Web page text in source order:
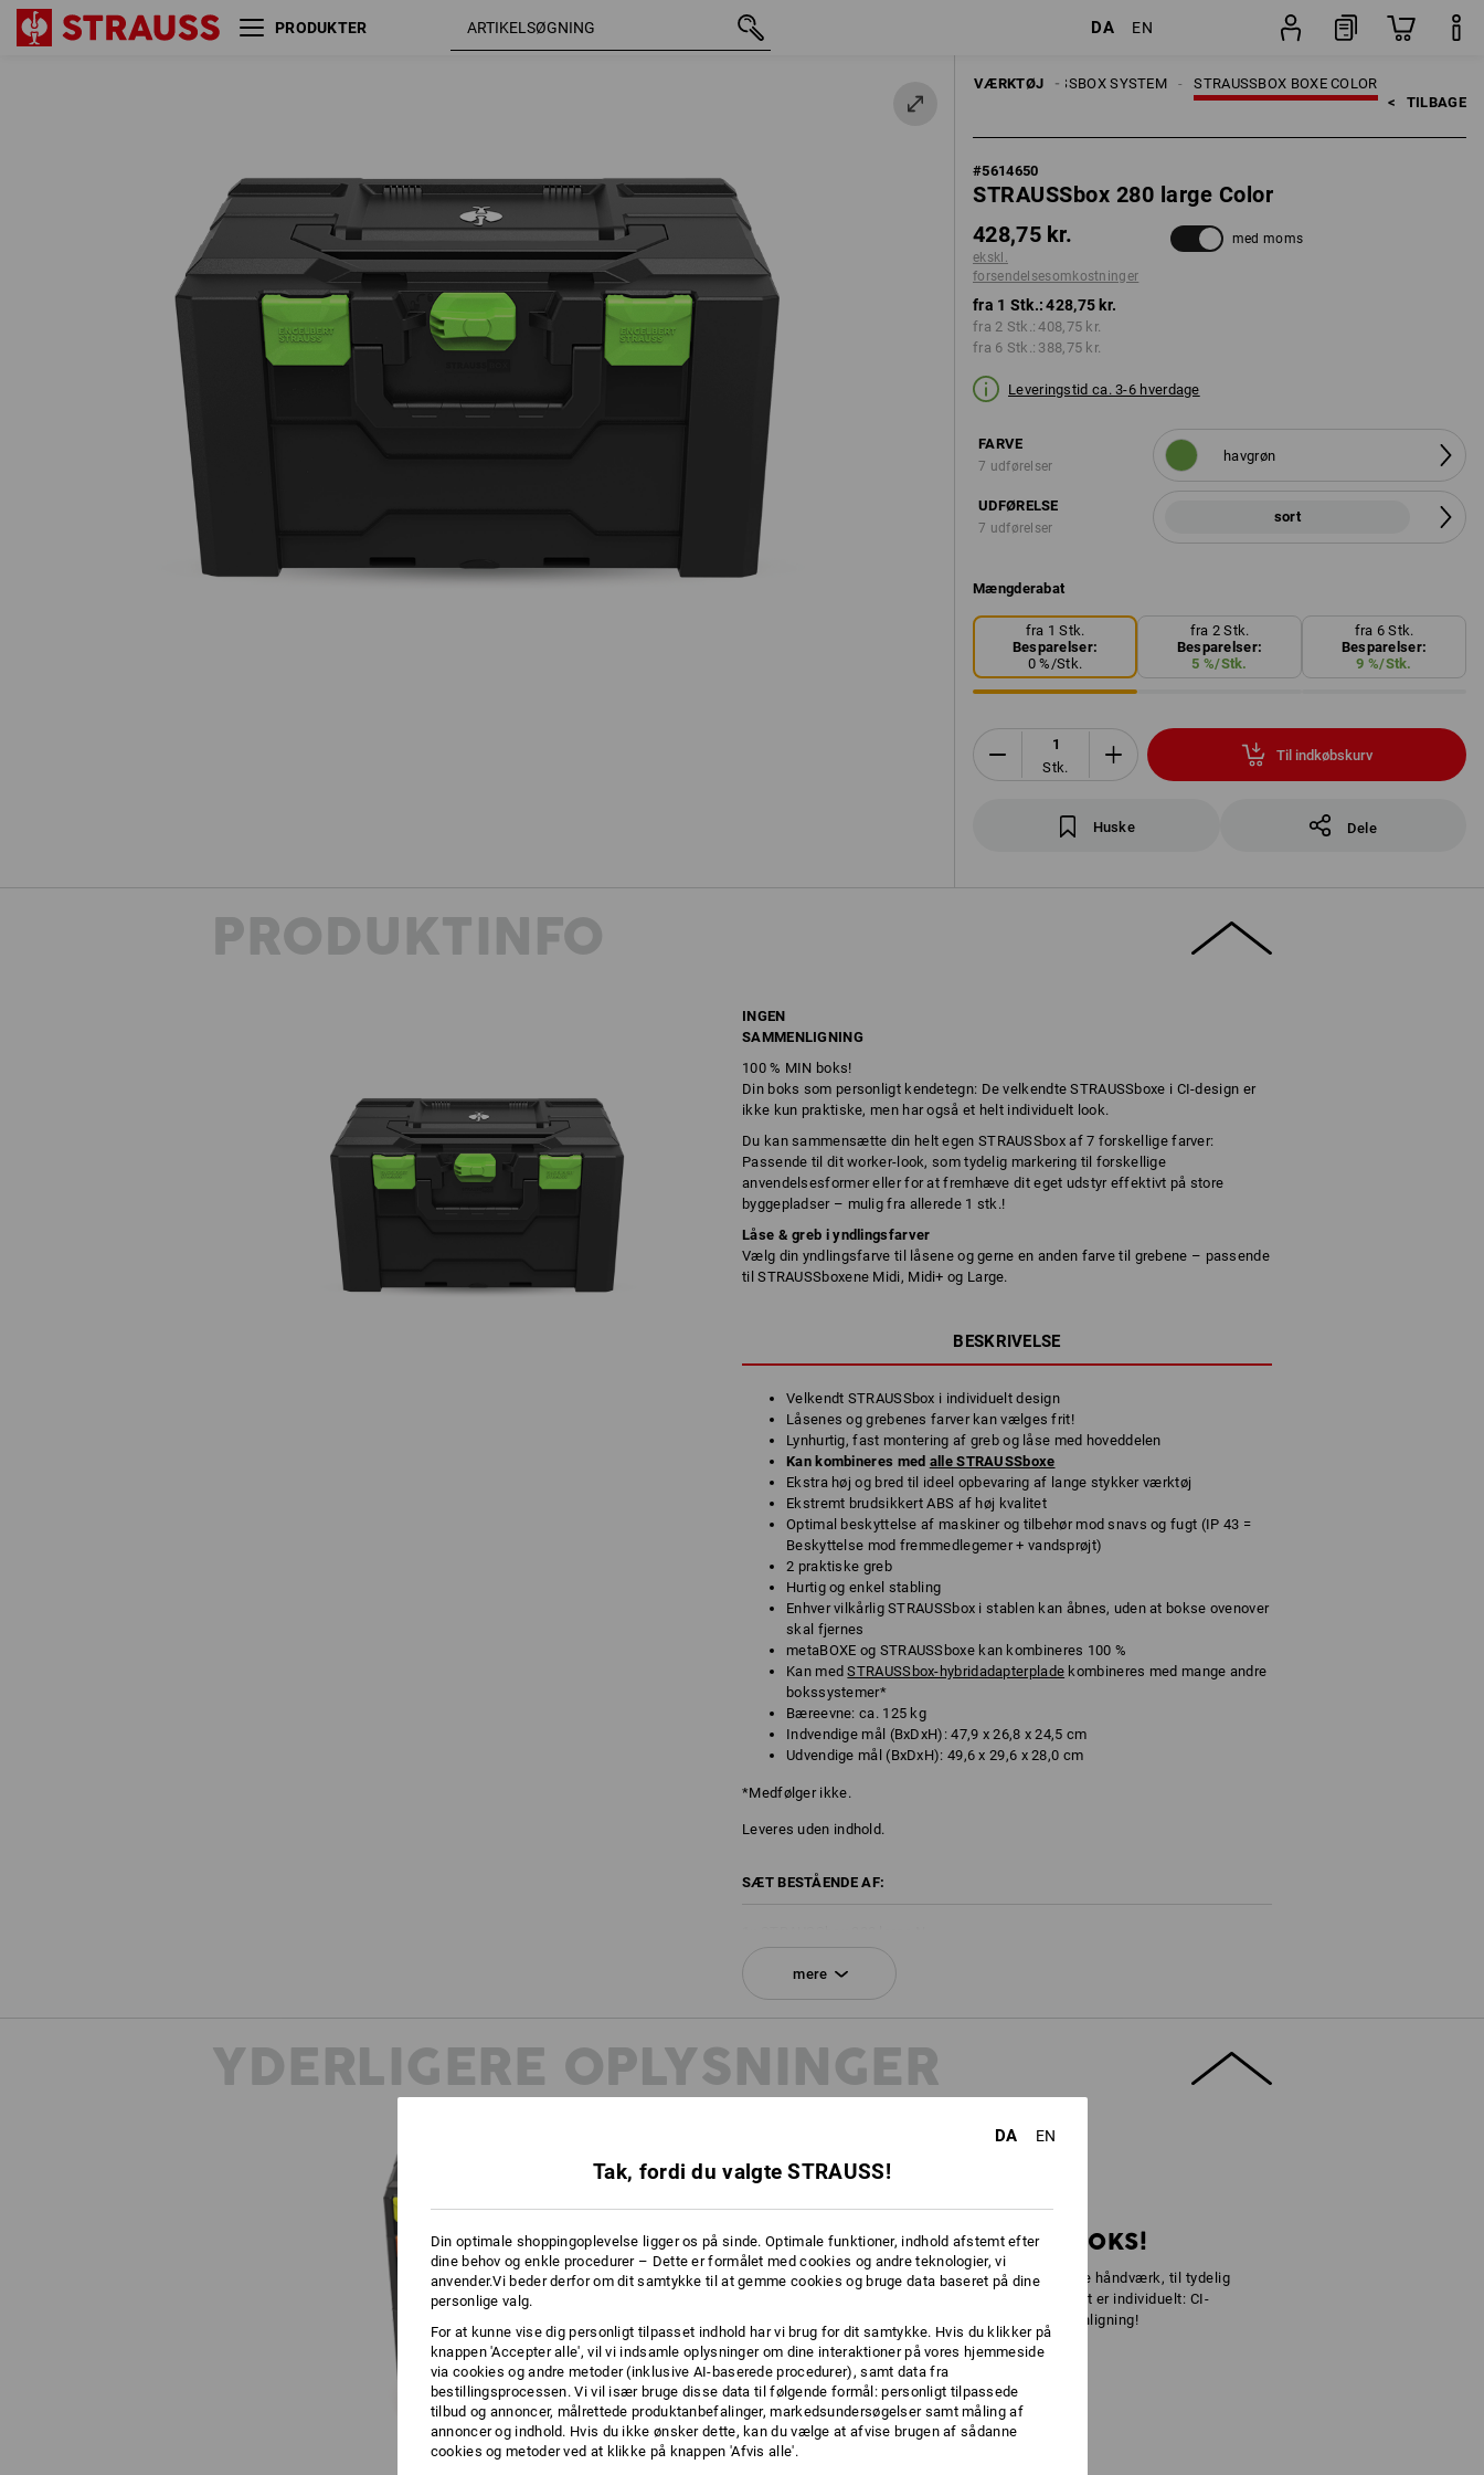
PRODUKTER DA EN
VÆRKTØJ STRAUSSBOX BOXE COLOR
STRAUSSBOX SYSTEM
HÅNDVÆRKTØJER
< TILBAGE
#5614650
STRAUSSbox 280 large Color
428,75 kr.
ekskl.
forsendelsesomkostninger
med moms
fra 1 Stk.: 428,75 kr.
fra 2 Stk.: 408,75 kr.
fra 6 Stk.: 388,75 kr.
Leveringstid ca. 3-6 hverdage
FARVE
7 udførelser
havgrøn
UDFØRELSE
7 udførelser
sort
Mængderabat
fra 1 Stk.
Besparelser:
0 %/Stk.
fra 2 Stk.
Besparelser:
5 %/Stk.
fra 6 Stk.
Besparelser:
9 %/Stk.
Stk.
Til indkøbskurv
Huske Dele
havgrøn sort 428,75 kr.
PRODUKTINFO
INGEN
SAMMENLIGNING
100 % MIN boks!
Din boks som personligt kendetegn: De velkendte STRAUSSboxe i CI-design er
ikke kun praktiske, men har også et helt individuelt look.
Du kan sammensætte din helt egen STRAUSSbox af 7 forskellige farver:
Passende til dit worker-look, som tydelig markering til forskellige
anvendelsesformer eller for at fremhæve dit eget udstyr effektivt på store
byggepladser – mulig fra allerede 1 stk.!
Låse & greb i yndlingsfarver
Vælg din yndlingsfarve til låsene og gerne en anden farve til grebene – passende
til STRAUSSboxene Midi, Midi+ og Large.
BESKRIVELSE
Velkendt STRAUSSbox i individuelt design
Låsenes og grebenes farver kan vælges frit!
Lynhurtig, fast montering af greb og låse med hoveddelen
Kan kombineres med alle STRAUSSboxe
Ekstra høj og bred til ideel opbevaring af lange stykker værktøj
Ekstremt brudsikkert ABS af høj kvalitet
Optimal beskyttelse af maskiner og tilbehør mod snavs og fugt (IP 43 =
Beskyttelse mod fremmedlegemer + vandsprøjt)
2 praktiske greb
Hurtig og enkel stabling
Enhver vilkårlig STRAUSSbox i stablen kan åbnes, uden at bokse ovenover
skal fjernes
metaBOXE og STRAUSSboxe kan kombineres 100 %
Kan medSTRAUSSbox-hybridadapterplade kombineres med mange andre
bokssystemer*
Bæreevne: ca. 125 kg
Indvendige mål (BxDxH): 47,9 x 26,8 x 24,5 cm
Udvendige mål (BxDxH): 49,6 x 29,6 x 28,0 cm
*Medfølger ikke.
Leveres uden indhold.
SÆT BESTÅENDE AF:
farve: sort
1 xSTRAUSSbox frontgreb uni + greb på låg
mere
YDERLIGERE OPLYSNINGER
HELT KLART DIN BOKS!
Hvad enten det er til adskillelse af forskellige håndværk, til tydelig
mærkning af indholdet eller bare for, at det er individuelt: CI-
STRAUSSboxe er uden sammenligning!
DA EN
Tak, fordi du valgte STRAUSS!
Din optimale shoppingoplevelse ligger os på sinde. Optimale funktioner, indhold afstemt efter
dine behov og enkle procedurer – Dette er formålet med cookies og andre teknologier, vi
anvender.Vi beder derfor om dit samtykke til at gemme cookies og bruge data baseret på dine
personlige valg.
For at kunne vise dig personligt tilpasset indhold har vi brug for dit samtykke. Hvis du klikker på
knappen 'Accepter alle', vil vi indsamle oplysninger om dine interaktioner på vores hjemmeside
via cookies og andre metoder (inklusive AI-baserede procedurer), samt data fra
bestillingsprocessen. Vi vil især bruge disse data til følgende formål: personligt tilpassede
tilbud og annoncer, målrettede produktanbefalinger, markedsundersøgelser samt måling af
annoncer og indhold. Hvis du ikke ønsker dette, kan du vælge at afvise brugen af sådanne
cookies og metoder ved at klikke på knappen 'Afvis alle'.